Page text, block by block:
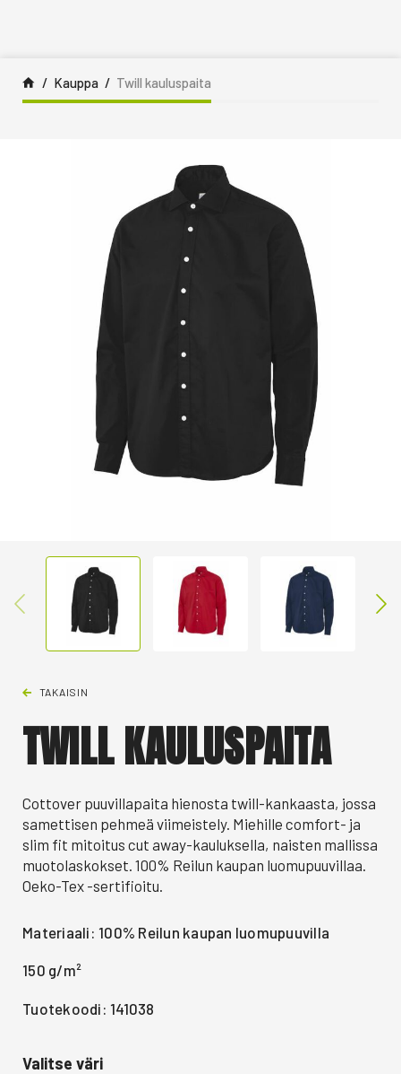
Kauppa Twill kauluspaita
TAKAISIN
TWILL KAULUSPAITA
Cottover puuvillapaita hienosta twill-kankaasta, jossa
samettisen pehmeä viimeistely. Miehille comfort- ja
slim fit mitoitus cut away-kauluksella, naisten mallissa
muotolaskokset. 100% Reilun kaupan luomupuuvillaa.
Oeko-Tex -sertifioitu.
Materiaali: 100% Reilun kaupan luomupuuvilla
150 g/m²
Tuotekoodi: 141038
Valitse väri